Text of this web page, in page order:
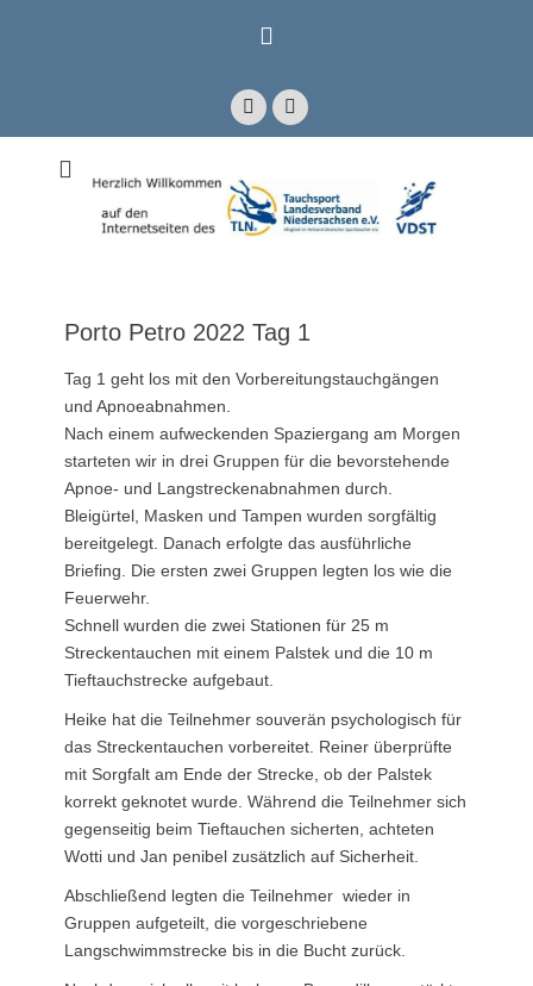
FacebookE-
Mail
Tauchsport
Landesverband
Porto Petro 2022 Tag 1
Tag 1 geht los mit den Vorbereitungstauchgängen
und Apnoeabnahmen.
Nach einem aufweckenden Spaziergang am Morgen
starteten wir in drei Gruppen für die bevorstehende
Apnoe- und Langstreckenabnahmen durch.
Bleigürtel, Masken und Tampen wurden sorgfältig
bereitgelegt. Danach erfolgte das ausführliche
Briefing. Die ersten zwei Gruppen legten los wie die
Feuerwehr.
Schnell wurden die zwei Stationen für 25 m
Streckentauchen mit einem Palstek und die 10 m
Tieftauchstrecke aufgebaut.
Heike hat die Teilnehmer souverän psychologisch für
das Streckentauchen vorbereitet. Reiner überprüfte
mit Sorgfalt am Ende der Strecke, ob der Palstek
korrekt geknotet wurde. Während die Teilnehmer sich
gegenseitig beim Tieftauchen sicherten, achteten
Wotti und Jan penibel zusätzlich auf Sicherheit.
Abschließend legten die Teilnehmer wieder in
Gruppen aufgeteilt, die vorgeschriebene
Langschwimmstrecke bis in die Bucht zurück.